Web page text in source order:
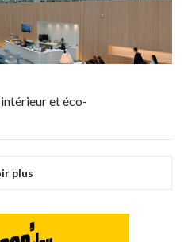
et éco-
plus